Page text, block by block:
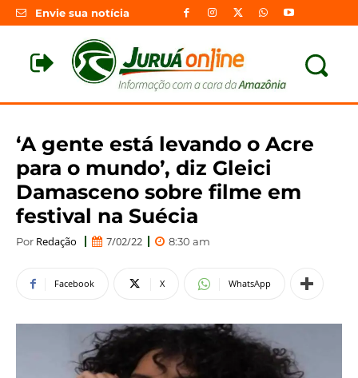
Envie sua notícia
‘A gente está levando o Acre
para o mundo’, diz Gleici
Damasceno sobre filme em
festival na Suécia
Por Redação 7/02/22 8:30 am
Facebook X WhatsApp